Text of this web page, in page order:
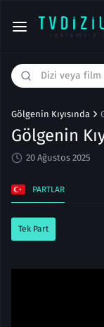
Gölgenin Kıyısında
Gölgenin
20 Ağustos 2025
PARTLAR
Tek Part